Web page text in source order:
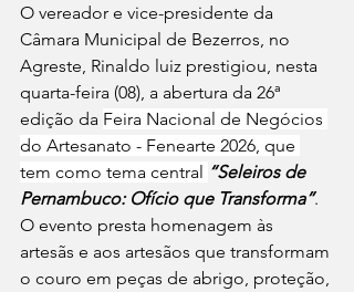
O vereador e vice-presidente da
Câmara Municipal de Bezerros, no
Agreste, Rinaldo luiz prestigiou, nesta
quarta-feira (08), a abertura da 26ª
edição da Feira Nacional de Negócios
do Artesanato - Fenearte 2026, que
tem como tema central “Seleiros de
Pernambuco: Ofício que Transforma”.
O evento presta homenagem às
artesãs e aos artesãos que transformam
o couro em peças de abrigo, proteção,